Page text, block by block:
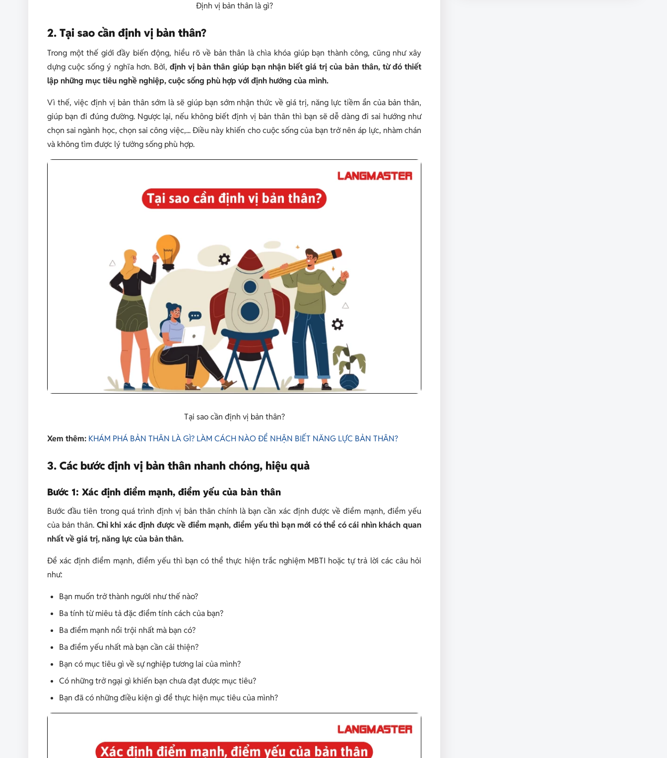
Định vị bản thân là gì?
2. Tại sao cần định vị bản thân?
Trong một thế giới đầy biến động, hiểu rõ về bản thân là chìa khóa giúp bạn thành công, cũng như xây
dựng cuộc sống ý nghĩa hơn. Bởi, định vị bản thân giúp bạn nhận biết giá trị của bản thân, từ đó thiết
lập những mục tiêu nghề nghiệp, cuộc sống phù hợp với định hướng của mình.
Vì thế, việc định vị bản thân sớm là sẽ giúp bạn sớm nhận thức về giá trị, năng lực tiềm ẩn của bản thân,
giúp bạn đi đúng đường. Ngược lại, nếu không biết định vị bản thân thì bạn sẽ dễ dàng đi sai hướng như
chọn sai ngành học, chọn sai công việc,... Điều này khiến cho cuộc sống của bạn trở nên áp lực, nhàm chán
và không tìm được lý tưởng sống phù hợp.
Tại sao cần định vị bản thân?
Xem thêm: KHÁM PHÁ BẢN THÂN LÀ GÌ? LÀM CÁCH NÀO ĐỂ NHẬN BIẾT NĂNG LỰC BẢN THÂN?
3. Các bước định vị bản thân nhanh chóng, hiệu quả
Bước 1: Xác định điểm mạnh, điểm yếu của bản thân
Bước đầu tiên trong quá trình định vị bản thân chính là bạn cần xác định được về điểm mạnh, điểm yếu
của bản thân. Chỉ khi xác định được về điểm mạnh, điểm yếu thì bạn mới có thể có cái nhìn khách quan
nhất về giá trị, năng lực của bản thân.
Để xác định điểm mạnh, điểm yếu thì bạn có thể thực hiện trắc nghiệm MBTI hoặc tự trả lời các câu hỏi
như:
Bạn muốn trở thành người như thế nào?
Ba tính từ miêu tả đặc điểm tính cách của bạn?
Ba điểm mạnh nổi trội nhất mà bạn có?
Ba điểm yếu nhất mà bạn cần cải thiện?
Bạn có mục tiêu gì về sự nghiệp tương lai của mình?
Có những trở ngại gì khiến bạn chưa đạt được mục tiêu?
Bạn đã có những điều kiện gì để thực hiện mục tiêu của mình?